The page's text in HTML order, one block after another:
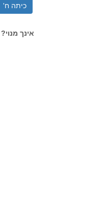
כיתה ח'
אינך מנוי?